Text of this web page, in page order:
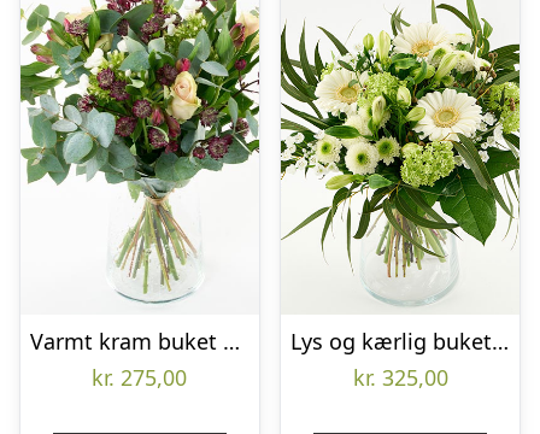
Varmt kram buket – Send blomster med Bloomit
kr. 275,00
Lys og kærlig buket – Send blomster med Bloomit
kr. 325,00